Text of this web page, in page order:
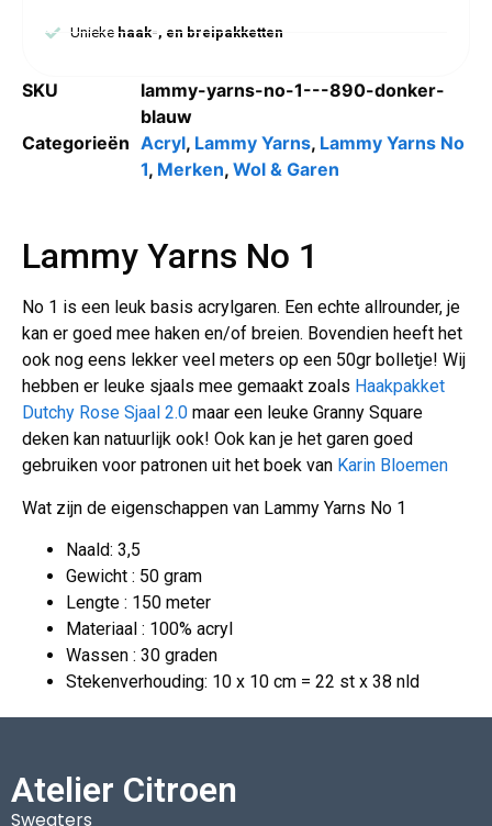
Uniekehaak-, en breipakketten
SKU
lammy-yarns-no-1---890-donker-
blauw
Categorieën Acryl, Lammy Yarns, Lammy Yarns No
1, Merken, Wol & Garen
Lammy Yarns No 1
No 1 is een leuk basis acrylgaren. Een echte allrounder, je
kan er goed mee haken en/of breien. Bovendien heeft het
ook nog eens lekker veel meters op een 50gr bolletje! Wij
hebben er leuke sjaals mee gemaakt zoals Haakpakket
Dutchy Rose Sjaal 2.0 maar een leuke Granny Square
deken kan natuurlijk ook! Ook kan je het garen goed
gebruiken voor patronen uit het boek van Karin Bloemen
Wat zijn de eigenschappen van Lammy Yarns No 1
Naald: 3,5
Gewicht : 50 gram
Lengte : 150 meter
Materiaal : 100% acryl
Wassen : 30 graden
Stekenverhouding: 10 x 10 cm = 22 st x 38 nld
Atelier Citroen
Sweaters